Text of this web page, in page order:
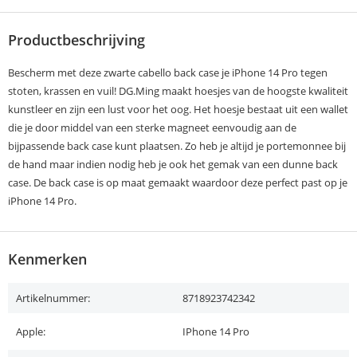
Productbeschrijving
Bescherm met deze zwarte cabello back case je iPhone 14 Pro tegen
stoten, krassen en vuil! DG.Ming maakt hoesjes van de hoogste kwaliteit
kunstleer en zijn een lust voor het oog. Het hoesje bestaat uit een wallet
die je door middel van een sterke magneet eenvoudig aan de
bijpassende back case kunt plaatsen. Zo heb je altijd je portemonnee bij
de hand maar indien nodig heb je ook het gemak van een dunne back
case. De back case is op maat gemaakt waardoor deze perfect past op je
iPhone 14 Pro.
Kenmerken
Artikelnummer: 8718923742342
Apple: IPhone 14 Pro